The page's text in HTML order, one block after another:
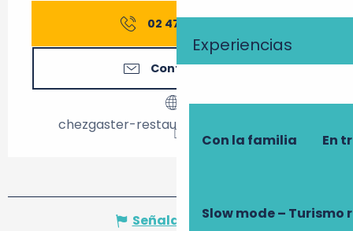
Experiencias
Con la familia En
Slow mode – Turismo
02 47 05 79
Contáctenos
chezgaster-restaurant-traditionnel.fr
Señalar un error